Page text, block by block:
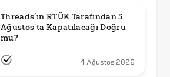
Threads’ın RTÜK Tarafından 5
Ağustos’ta Kapatılacağı Doğru
mu?
4 Ağustos 2026